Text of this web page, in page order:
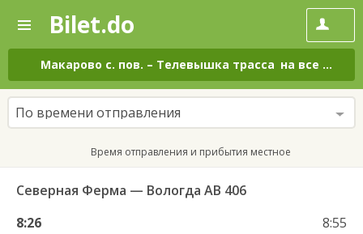
—
Поиск
и
покупка
билетов
на
автобус
онлайн
Bilet.do
Макарово с. пов. – Телевышка трасса на все дни
По времени отправления
Время отправления и прибытия местное
Северная Ферма — Вологда АВ 406
8:26
8:55